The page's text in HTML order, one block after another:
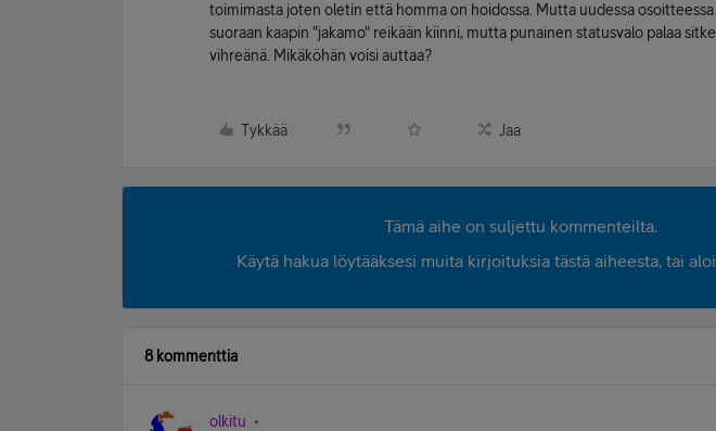
toimimasta joten oletin että homma on hoidossa. Mutta uudessa
suoraan kaapin "jakamo" reikään kiinni, mutta punainen statusvalo palaa
vihreänä. Mikäköhän voisi auttaa?
Tykkää Jaa
Tämä aihe on suljettu kommenteilta.
Käytä hakua löytääksesi muita kirjoituksia tästä aiheesta, tai
8 kommenttia
olkitu